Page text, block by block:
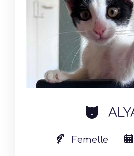
cat
Femelle